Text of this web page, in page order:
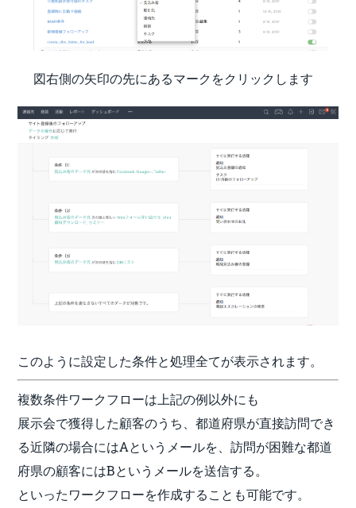
図右側の矢印の先にあるマークをクリックします
このように設定した条件と処理全てが表示されます。
複数条件ワークフローは上記の例以外にも
展示会で獲得した顧客のうち、都道府県が直接訪問でき
る近隣の場合にはAというメールを、訪問が困難な都道
府県の顧客にはBというメールを送信する。
といったワークフローを作成することも可能です。